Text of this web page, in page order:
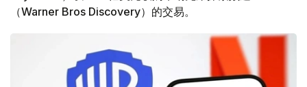
（Warner Bros Discovery）的交易。